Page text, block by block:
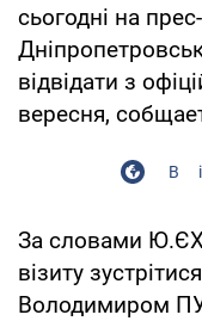
сьогодні на
відвідати з
вересня,
За словами
візиту
Володимиром